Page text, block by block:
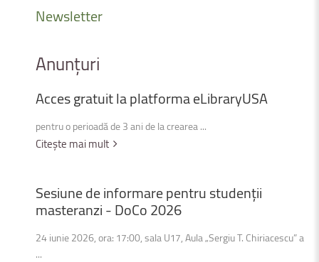
Newsletter
Anunțuri
AccesgratuitlaplatformaeLibraryUSA
pentru o perioadă de 3 ani de la crearea ...
Citește mai mult
Sesiunedeinformarepentrustudenții
masteranzi-DoCo2026
24 iunie 2026, ora: 17:00, sala U17, Aula „Sergiu T. Chiriacescu” a
...